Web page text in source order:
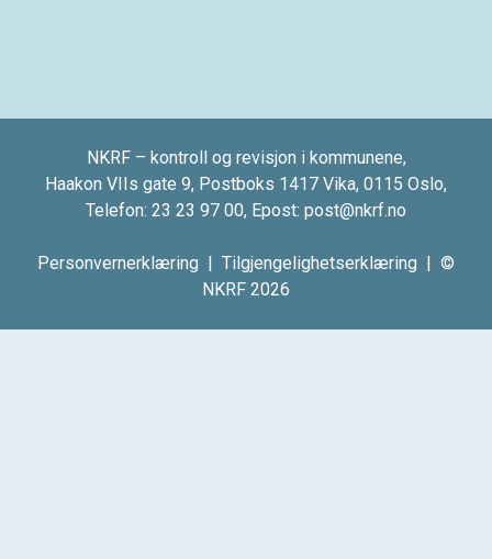
NKRF – kontroll og revisjon i kommunene,
Haakon VIIs gate 9, Postboks 1417 Vika, 0115 Oslo,
Telefon: 23 23 97 00, Epost: post@nkrf.no
Personvernerklæring | Tilgjengelighetserklæring | ©
NKRF 2026